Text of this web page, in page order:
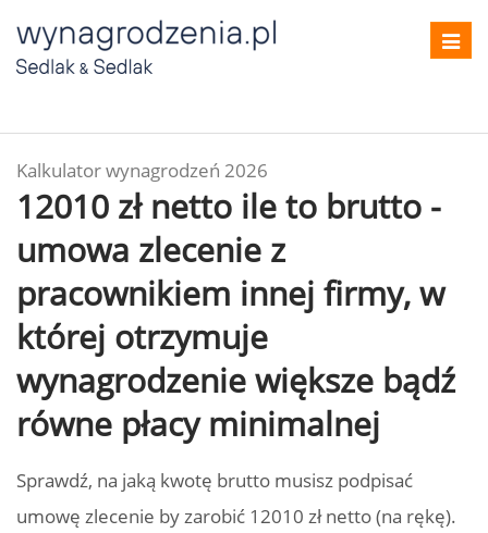
Kalkulator wynagrodzeń 2026
12010 zł netto ile to brutto -
umowa zlecenie z
pracownikiem innej firmy, w
której otrzymuje
wynagrodzenie większe bądź
równe płacy minimalnej
Sprawdź, na jaką kwotę brutto musisz podpisać
umowę zlecenie by zarobić 12010 zł netto (na rękę).